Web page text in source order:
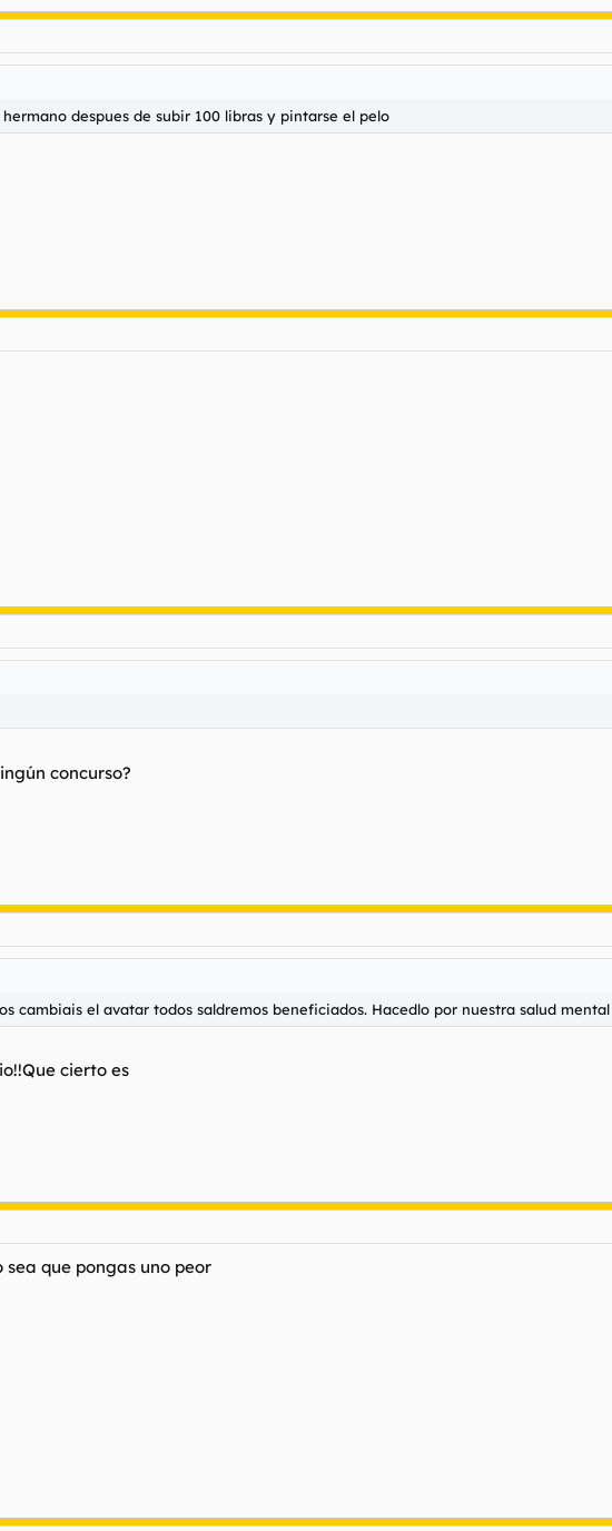
despues de subir 100 libras y pintarse el pelo
concurso?
cambiais el avatar todos saldremos beneficiados. Hacedlo por nuestra salud mental
cierto es
que pongas uno peor